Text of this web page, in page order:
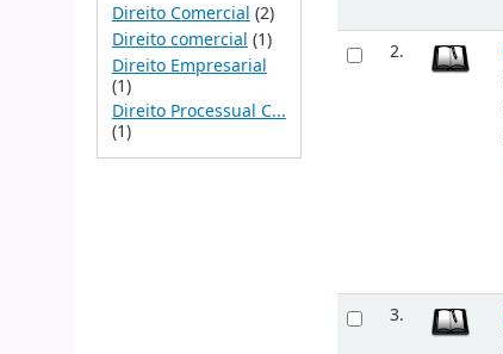
Direito Comercial (2)
Direito comercial (1)
Direito Empresarial
(1)
Direito Processual C...
(1)
2.
3.